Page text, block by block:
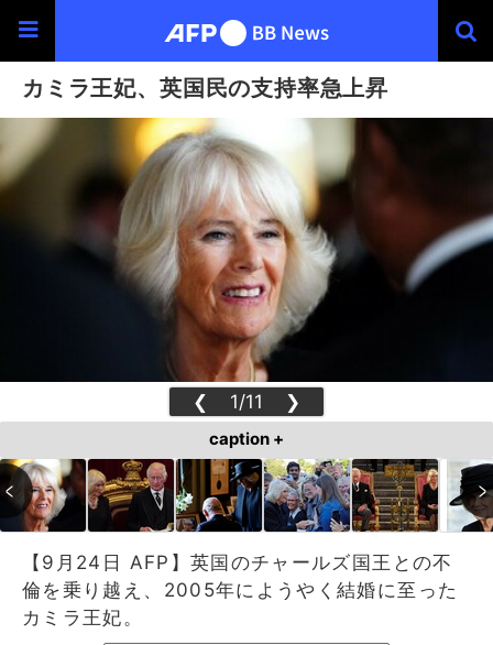
カミラ王妃、英国民の支持率急上昇
❮ 1/11 ❯
caption +
【9月24日 AFP】英国のチャールズ国王との不
倫を乗り越え、2005年にようやく結婚に至った
カミラ王妃。